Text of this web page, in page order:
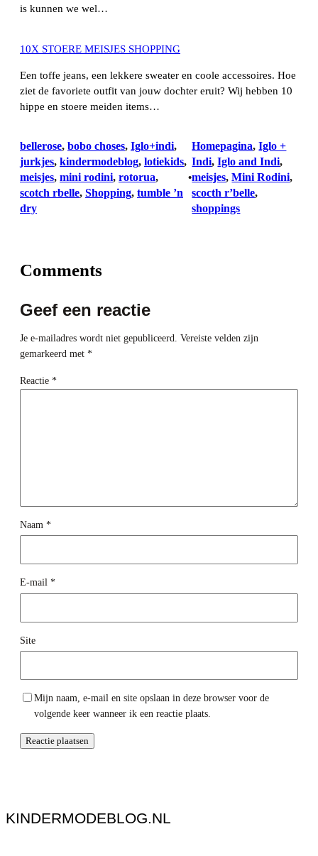
is kunnen we wel…
10X STOERE MEISJES SHOPPING
Een toffe jeans, een lekkere sweater en coole accessoires. Hoe
ziet de favoriete outfit van jouw dochter eruit? Wij hebben 10
hippe en stoere meiden items…
bellerose, bobo choses, Iglo+indi
jurkjes, kindermodeblog, lotiekids
meisjes, mini rodini, rotorua
scotch rbelle, Shopping, tumble ’n
dry
•
Homepagina, Iglo +
Indi, Iglo and Indi
meisjes, Mini Rodini
scocth r’belle
shoppings
Comments
Geef een reactie
Je e-mailadres wordt niet gepubliceerd. Vereiste velden zijn
gemarkeerd met *
Reactie *
Naam *
E-mail *
Site
Mijn naam, e-mail en site opslaan in deze browser voor de
volgende keer wanneer ik een reactie plaats.
KINDERMODEBLOG.NL